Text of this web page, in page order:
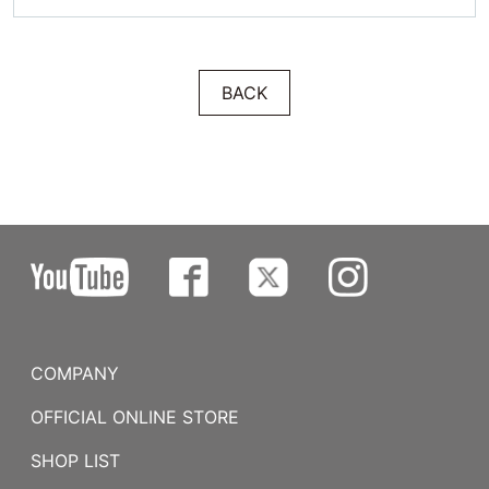
BACK
COMPANY
OFFICIAL ONLINE STORE
SHOP LIST